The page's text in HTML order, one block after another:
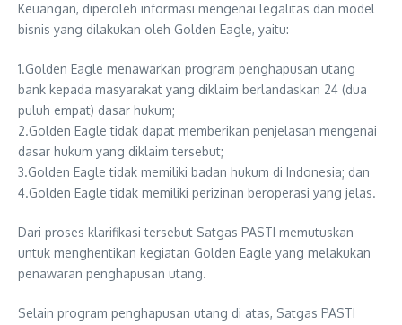
Keuangan, diperoleh informasi mengenai legalitas dan model
bisnis yang dilakukan oleh Golden Eagle, yaitu:
1.Golden Eagle menawarkan program penghapusan utang
bank kepada masyarakat yang diklaim berlandaskan 24 (dua
puluh empat) dasar hukum;
2.Golden Eagle tidak dapat memberikan penjelasan mengenai
dasar hukum yang diklaim tersebut;
3.Golden Eagle tidak memiliki badan hukum di Indonesia; dan
4.Golden Eagle tidak memiliki perizinan beroperasi yang jelas.
Dari proses klarifikasi tersebut Satgas PASTI memutuskan
untuk menghentikan kegiatan Golden Eagle yang melakukan
penawaran penghapusan utang.
Selain program penghapusan utang di atas, Satgas PASTI